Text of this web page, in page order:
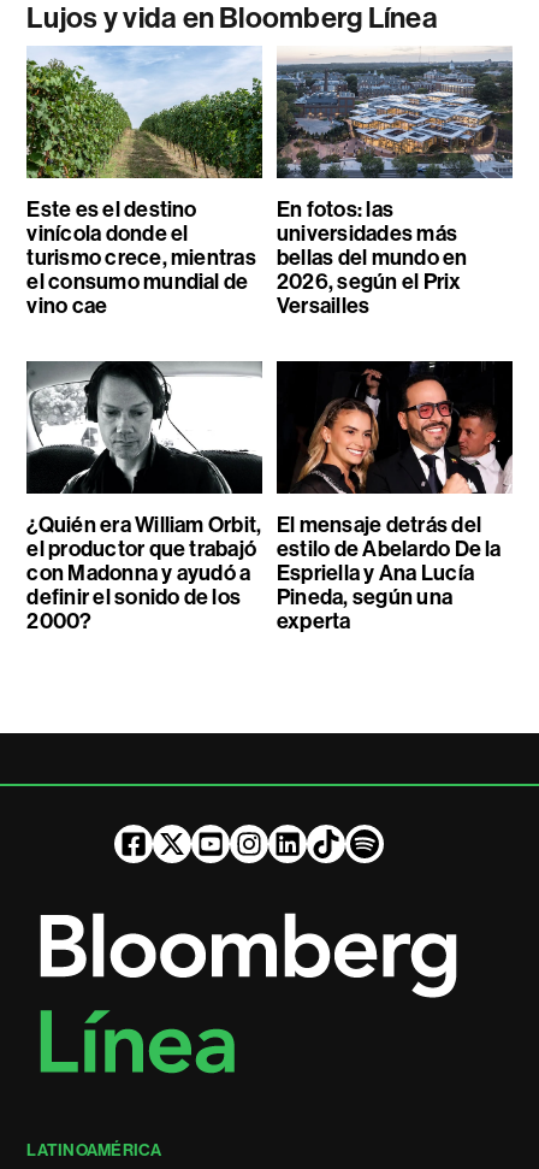
Lujos y vida en Bloomberg Línea
Este es el destino
vinícola donde el
turismo crece, mientras
el consumo mundial de
vino cae
En fotos: las
universidades más
bellas del mundo en
2026, según el Prix
Versailles
¿Quién era William Orbit,
el productor que trabajó
con Madonna y ayudó a
definir el sonido de los
2000?
El mensaje detrás del
estilo de Abelardo De la
Espriella y Ana Lucía
Pineda, según una
experta
LATINOAMÉRICA